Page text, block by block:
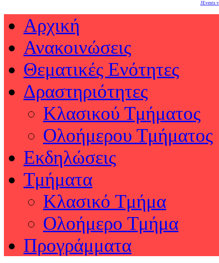
JEvents
Αρχική
Ανακοινώσεις
Θεματικές Ενότητες
Δραστηριότητες
Κλασικού Τμήματος
Ολοήμερου Τμήματος
Εκδηλώσεις
Τμήματα
Κλασικό Τμήμα
Ολοήμερο Τμήμα
Προγράμματα